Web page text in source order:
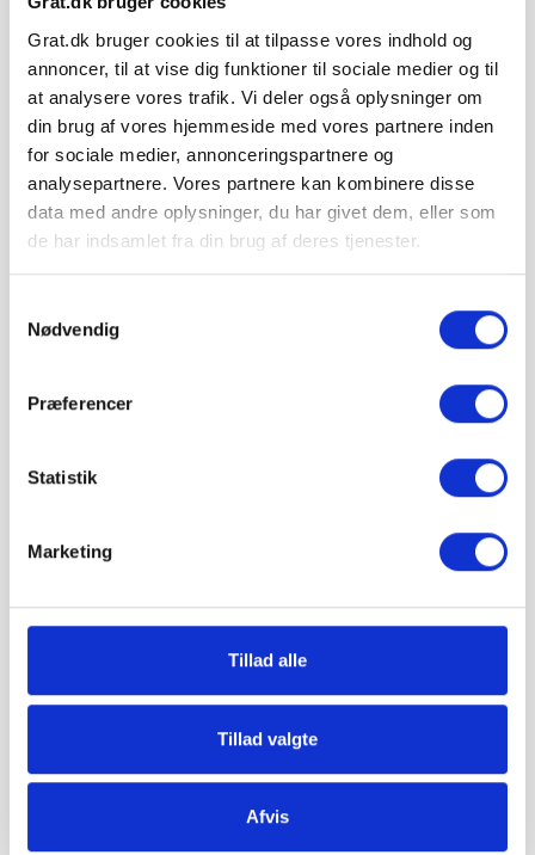
Grat.dk bruger cookies til at tilpasse vores indhold og
annoncer, til at vise dig funktioner til sociale medier og til
at analysere vores trafik. Vi deler også oplysninger om
din brug af vores hjemmeside med vores partnere inden
for sociale medier, annonceringspartnere og
analysepartnere. Vores partnere kan kombinere disse
data med andre oplysninger, du har givet dem, eller som
de har indsamlet fra din brug af deres tjenester.
Nødvendig
Præferencer
Statistik
Marketing
Tillad alle
Tillad valgte
Afvis
Minimumsantallet for køb af varen er 300 stk..
Hos Grat får du:
Betal sikkert og gebyrfrit
Bestil vareprøve:
lille prøve hvor du kan se farven og struktur på produktet.